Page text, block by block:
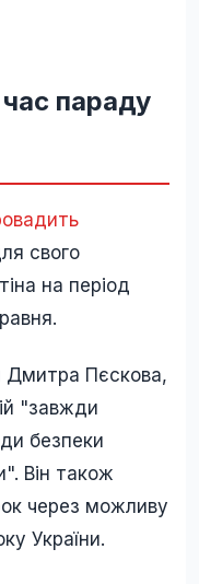
параду
свого
на період
Дмитра Пєскова,
"завжди
безпеки
Він також
через можливу
України.